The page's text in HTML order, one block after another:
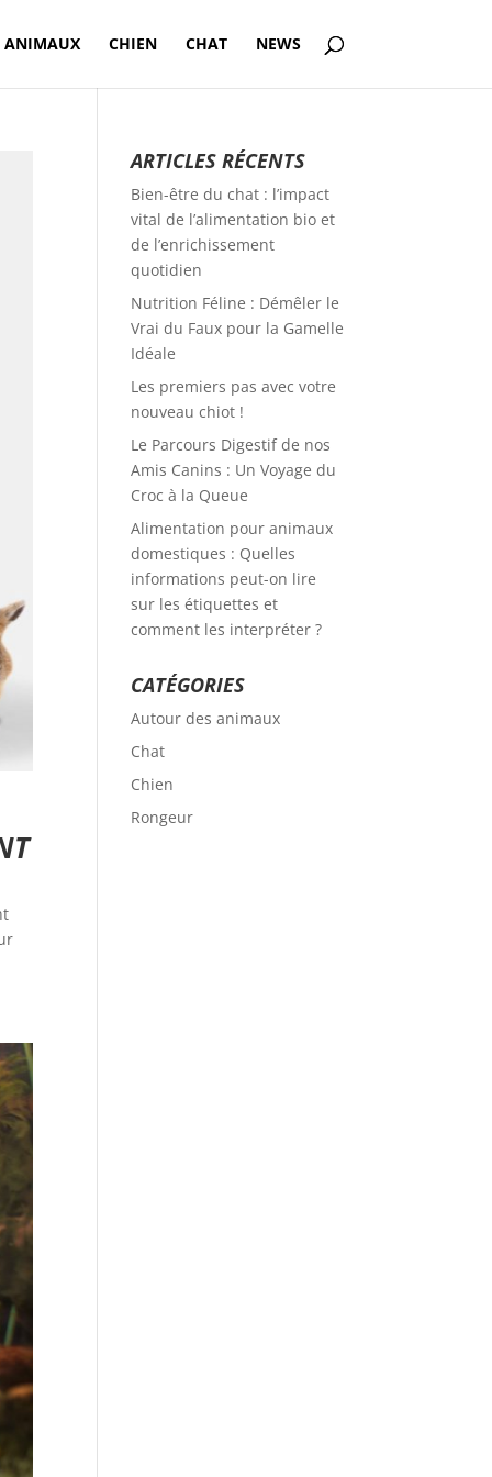
ANIMAUX CHIEN CHAT NEWS
ARTICLES RÉCENTS
Bien-être du chat : l’impact
vital de l’alimentation bio et
de l’enrichissement
quotidien
Nutrition Féline : Démêler le
Vrai du Faux pour la Gamelle
Idéale
Les premiers pas avec votre
nouveau chiot !
Le Parcours Digestif de nos
Amis Canins : Un Voyage du
Croc à la Queue
Alimentation pour animaux
domestiques : Quelles
informations peut-on lire
sur les étiquettes et
comment les interpréter ?
CATÉGORIES
Autour des animaux
Chat
Chien
Rongeur